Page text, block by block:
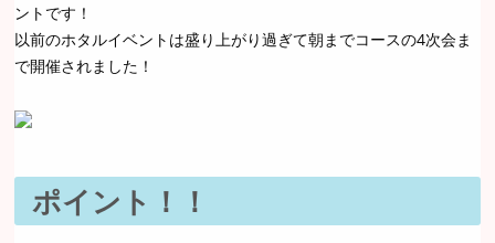
ントです！
以前のホタルイベントは盛り上がり過ぎて朝までコースの4次会ま
で開催されました！
ポイント！！